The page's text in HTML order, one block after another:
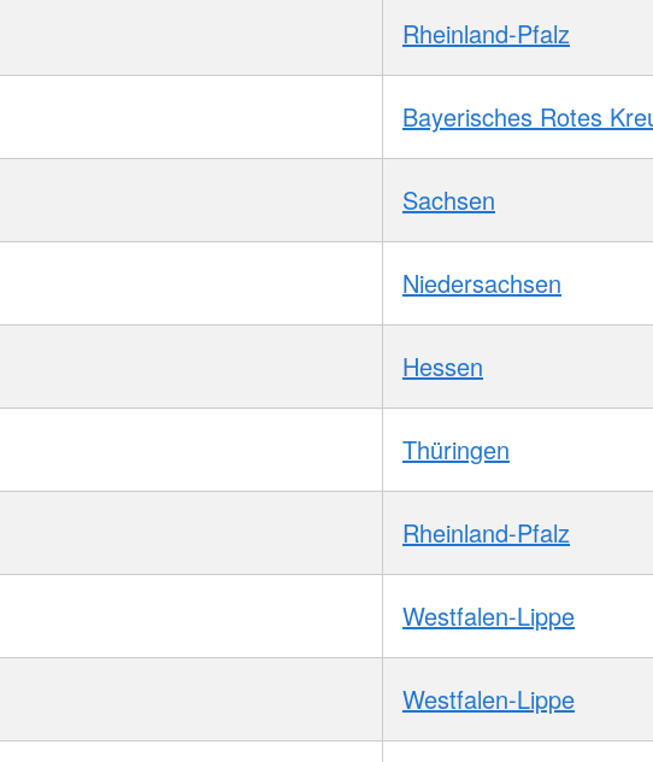
Rheinland-Pfalz
Bayerisches Rotes
Sachsen
Niedersachsen
Hessen
Thüringen
Rheinland-Pfalz
Westfalen-Lippe
Westfalen-Lippe